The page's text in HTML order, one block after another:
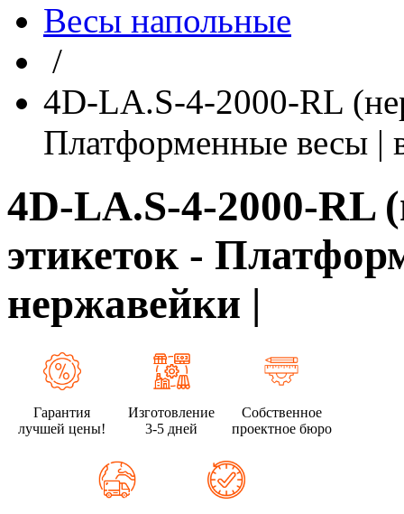
Весы напольные
/
4D-LA.S-4-2000-RL
Платформенные весы |
4D-LA.S-4-2000-RL
этикеток -
нержавейки |
Гарантия
лучшей цены!
Изготовление
3-5 дней
Собственное
проектное бюро